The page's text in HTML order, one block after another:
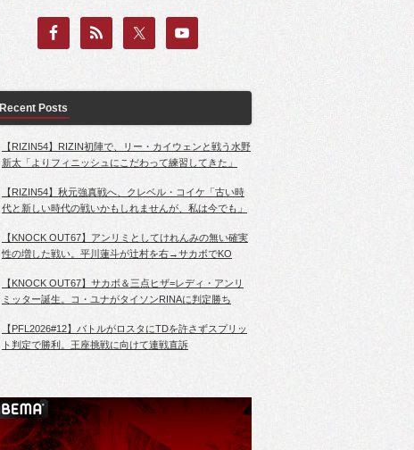
Recent Posts
【RIZIN54】RIZIN初陣で、リー・カイウェンと戦う水野
新太「よりフィニッシュにこだわって練習してきた」
【RIZIN54】秋元強真戦へ、クレベル・コイケ「古い時
代と新しい時代の戦いかもしれませんが、私は今でも」
【KNOCK OUT67】アンリミとしてけれんみの無い確実
性の増した戦い。平川蓮斗が辻村を右→サカボでKO
【KNOCK OUT67】サカボ＆三点ヒザ=レディ・アンリ
ミッター誕生。コ・ユナがタイソンRINAに判定勝ち
【PFL2026#12】バトルがロスタにTDを許さずスプリッ
ト判定で勝利。王座挑戦に向けて連戦直訴